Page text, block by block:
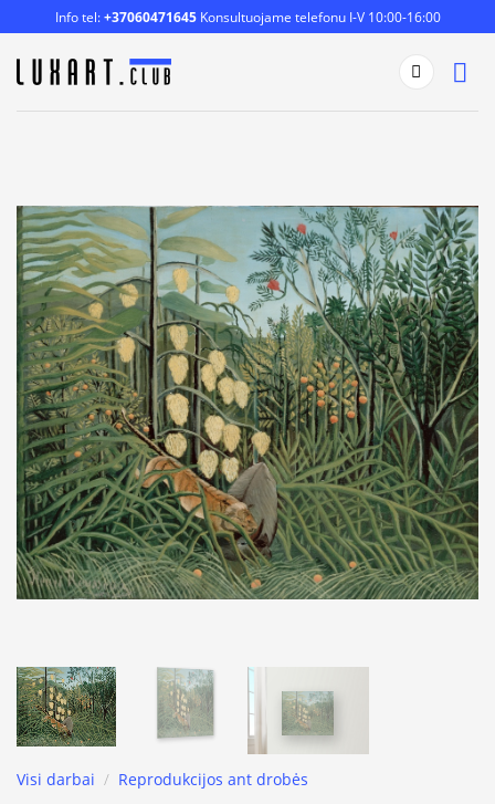
to
content
Info tel:+37060471645Konsultuojame telefonu I-V 10:00-16:00
Visi darbai / Reprodukcijos ant drobės